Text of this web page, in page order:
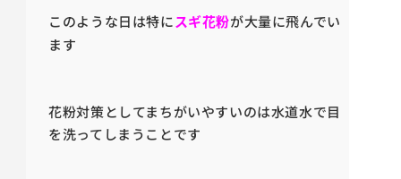
このような日は特にスギ花粉が大量に飛んでい
ます
花粉対策としてまちがいやすいのは水道水で目
を洗ってしまうことです